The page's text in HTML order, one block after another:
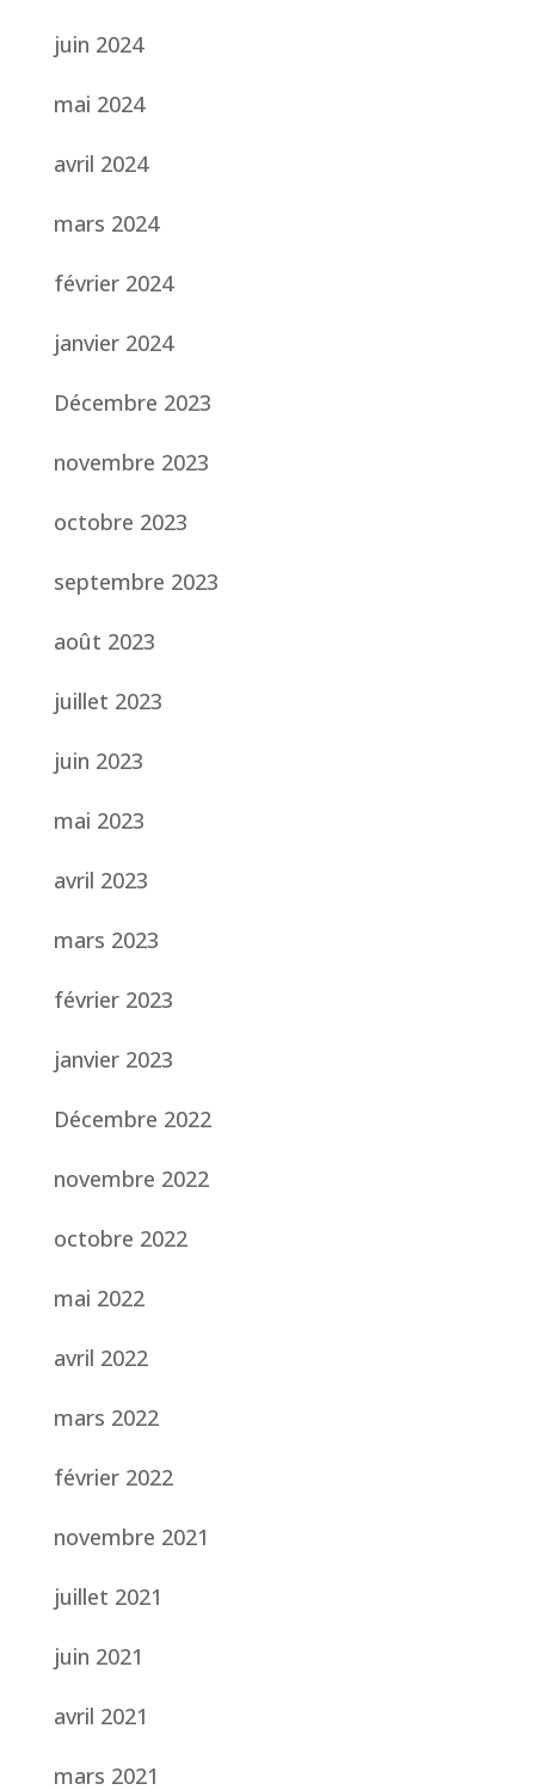
juin 2024
mai 2024
avril 2024
mars 2024
février 2024
janvier 2024
Décembre 2023
novembre 2023
octobre 2023
septembre 2023
août 2023
juillet 2023
juin 2023
mai 2023
avril 2023
mars 2023
février 2023
janvier 2023
Décembre 2022
novembre 2022
octobre 2022
mai 2022
avril 2022
mars 2022
février 2022
novembre 2021
juillet 2021
juin 2021
avril 2021
mars 2021